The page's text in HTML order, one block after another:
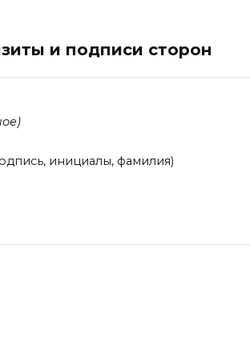
и подписи сторон
инициалы, фамилия)